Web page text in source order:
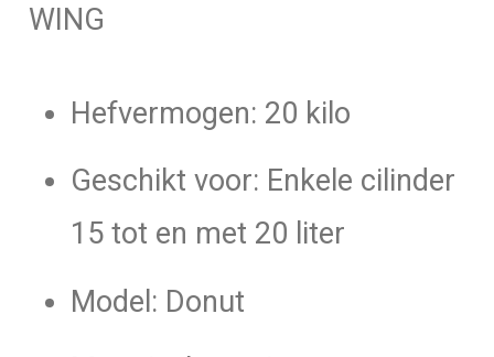
WING
Hefvermogen: 20 kilo
Geschikt voor: Enkele cilinder
15 tot en met 20 liter
Model: Donut